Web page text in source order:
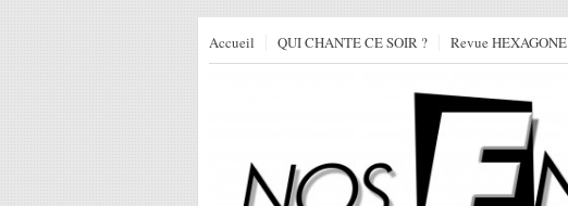
Accueil QUI CHANTE CE SOIR ? Revue HEXAGONE